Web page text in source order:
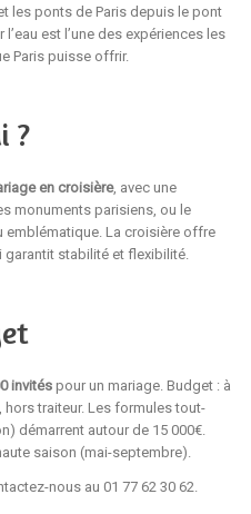
les ponts de Paris depuis le pont
est l’une des expériences les
Paris puisse offrir.
?
en croisière, avec une
monuments parisiens, ou le
emblématique. La croisière offre
garantit stabilité et flexibilité.
invitéspour un mariage. Budget : à
traiteur. Les formules tout-
démarrent autour de 15 000€.
saison (mai-septembre).
nous au 01 77 62 30 62.